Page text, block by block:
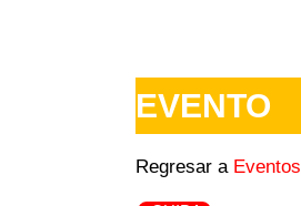
EVENTO
Regresar a Eventos